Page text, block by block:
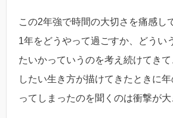
この2年強で時間の大切さを痛感し
1年をどうやって過ごすか、どうい
たいかっていうのを考え続けてき
したい生き方が描けてきたときに
ってしまったのを聞くのは衝撃が大